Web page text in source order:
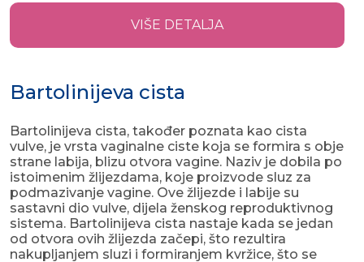
VIŠE DETALJA
Bartolinijeva cista
Bartolinijeva cista, također poznata kao cista
vulve, je vrsta vaginalne ciste koja se formira s obje
strane labija, blizu otvora vagine. Naziv je dobila po
istoimenim žlijezdama, koje proizvode sluz za
podmazivanje vagine. Ove žlijezde i labije su
sastavni dio vulve, dijela ženskog reproduktivnog
sistema. Bartolinijeva cista nastaje kada se jedan
od otvora ovih žlijezda začepi, što rezultira
nakupljanjem sluzi i formiranjem kvržice, što se